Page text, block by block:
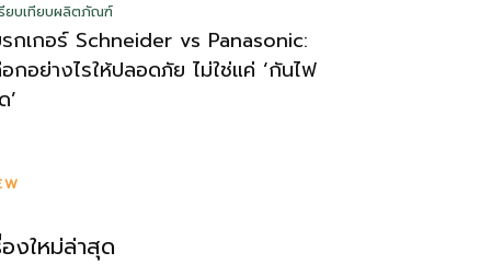
ยบเทียบผลิตภัณฑ์
รกเกอร์ Schneider vs Panasonic:
อกอย่างไรให้ปลอดภัย ไม่ใช่แค่ ‘กันไฟ
’
องใหม่ล่าสุด